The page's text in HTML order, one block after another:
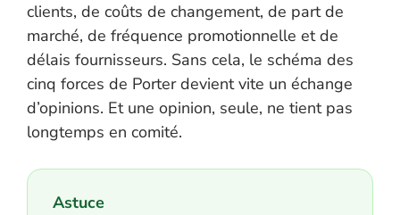
clients, de coûts de changement, de part de
marché, de fréquence promotionnelle et de
délais fournisseurs. Sans cela, le schéma des
cinq forces de Porter devient vite un échange
d’opinions. Et une opinion, seule, ne tient pas
longtemps en comité.
Astuce